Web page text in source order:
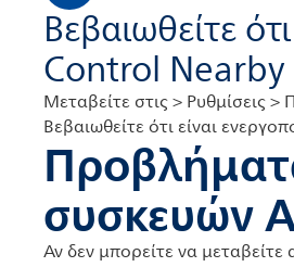
Βεβαιωθείτε
Control Nearby
Μεταβείτε στις > Ρυθμίσεις
Βεβαιωθείτε ότι είναι
συσκευών
Αν δεν μπορείτε να